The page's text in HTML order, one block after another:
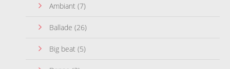
Ambiant (7)
Ballade (26)
Big beat (5)